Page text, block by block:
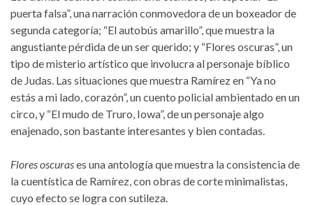
puerta falsa”, una narración conmovedora de un boxeador de
segunda categoría; “El autobús amarillo”, que muestra la
angustiante pérdida de un ser querido; y “Flores oscuras”, un
tipo de misterio artístico que involucra al personaje bíblico
de Judas. Las situaciones que muestra Ramírez en “Ya no
estás a mi lado, corazón”, un cuento policial ambientado en un
circo, y “El mudo de Truro, Iowa”, de un personaje algo
enajenado, son bastante interesantes y bien contadas.
Flores oscurases una antología que muestra la consistencia de
la cuentística de Ramírez, con obras de corte minimalistas,
cuyo efecto se logra con sutileza.